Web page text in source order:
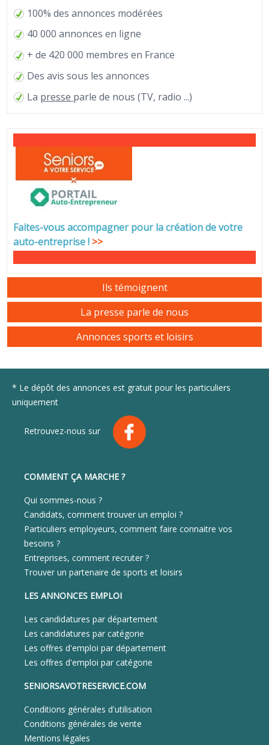
100% des annonces modérées
40 000 annonces en ligne
+ de 420 000 membres en France
Des avis sous les annonces
La presse parle de nous (TV, radio ...)
Faites-vous accompagner pour la création de votre
auto-entreprise! >>
Ils témoignent
La presse parle de nous
Annonces sports et loisirs
* Le dépôt des annonces est gratuit pour les particuliers
uniquement
Retrouvez-nous sur
COMMENT ÇA MARCHE ?
Qui sommes-nous ?
Candidats, comment trouver un emploi ?
Particuliers employeurs, comment faire connaitre vos
besoins ?
Entreprises, comment recruter ?
Trouver un partenaire de sports et loisirs
LES ANNONCES EMPLOI
Les candidatures par département
Les candidatures par catégorie
Les offres d'emploi par département
Les offres d'emploi par catégorie
SENIORSAVOTRESERVICE.COM
Conditions générales d'utilisation
Conditions générales de vente
Mentions légales